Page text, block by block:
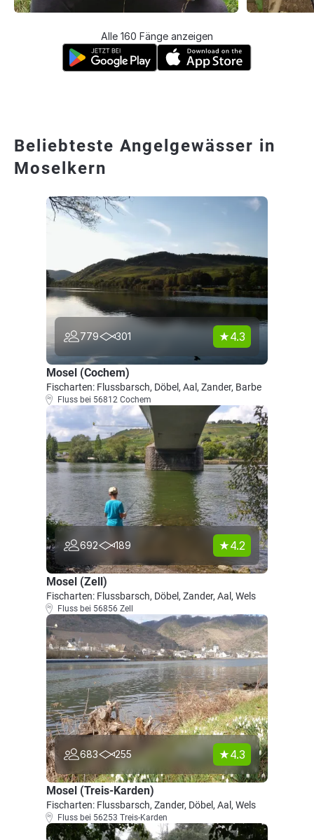
Alle 160 Fänge anzeigen
Beliebteste Angelgewässer in
Moselkern
779 301 4.3
Mosel (Cochem)
Fischarten: Flussbarsch, Döbel, Aal, Zander, Barbe
Fluss bei 56812 Cochem
692 189 4.2
Mosel (Zell)
Fischarten: Flussbarsch, Döbel, Zander, Aal, Wels
Fluss bei 56856 Zell
683 255 4.3
Mosel (Treis-Karden)
Fischarten: Flussbarsch, Zander, Döbel, Aal, Wels
Fluss bei 56253 Treis-Karden